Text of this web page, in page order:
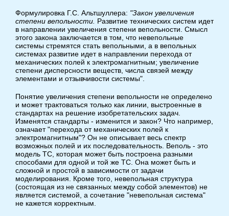
Формулировка Г.С. Альтшуллера: "Закон увеличения
степени вепольности. Развитие технических систем идет
в направлении увеличения степени вепольности. Смысл
этого закона заключается в том, что невепольные
системы стремятся стать вепольными, а в вепольных
системах развитие идет в направлении перехода от
механических полей к электромагнитным; увеличение
степени дисперсности веществ, числа связей между
элементами и отзывчивости системы".
Понятие увеличения степени вепольности не определено
и может трактоваться только как линии, выстроенные в
стандартах на решение изобретательских задач.
Изменятся стандарты - изменится и закон? Что например,
означает "перехода от механических полей к
электромагнитным"? Он не описывает весь спектр
возможных полей и их последовательность. Веполь - это
модель ТС, которая может быть построена разными
способами для одной и той же ТС. Она может быть и
сложной и простой в зависимости от задачи
моделирования. Кроме того, невепольная структура
(состоящая из не связанных между собой элементов) не
является системой, а сочетание "невепольная система"
не кажется корректным.